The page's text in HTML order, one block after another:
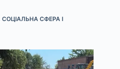
СОЦІАЛЬНА СФЕРА І